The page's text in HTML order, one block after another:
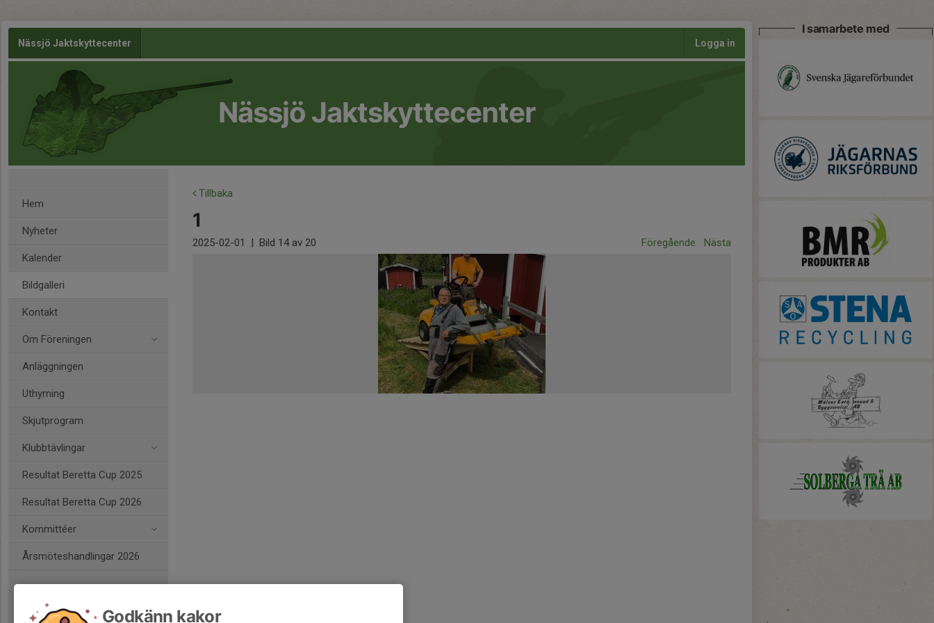
Nässjö Jaktskyttecenter Logga in
Nässjö Jaktskyttecenter
Hem
Nyheter
Kalender
Bildgalleri
Kontakt
Om Föreningen
Anläggningen
Uthyrning
Skjutprogram
Klubbtävlingar
Resultat Beretta Cup 2025
Resultat Beretta Cup 2026
Kommittéer
Årsmöteshandlingar 2026
Tillbaka
1
2025-02-01 | Bild 14av 20 Föregående Nästa
I samarbete med
Godkänn kakor